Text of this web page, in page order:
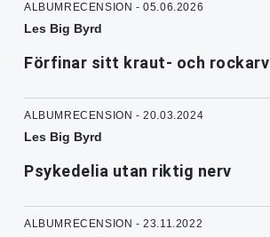
ALBUMRECENSION - 05.06.2026
Les Big Byrd
Förfinar sitt kraut- och rockarv
ALBUMRECENSION - 20.03.2024
Les Big Byrd
Psykedelia utan riktig nerv
ALBUMRECENSION - 23.11.2022